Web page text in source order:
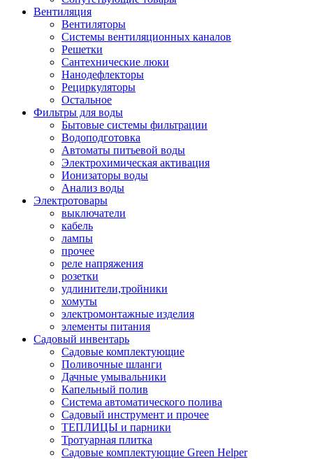
Вентиляция
Вентиляторы
Системы вентиляционных каналов
Решетки
Сантехнические люки
Нанодефлекторы
Рециркуляторы
Остальное
Фильтры для воды
Бытовые системы фильтрации
Водоподготовка
Автоматы питьевой воды
Электрохимическая активация
Ионизаторы воды
Анализ воды
Электротовары
выключатели
кабель
лампы
прочее
реле напряжения
розетки
удлинители,тройники
хомуты
электромонтажные изделия
элементы питания
Садовый инвентарь
Садовые комплектующие
Поливочные шланги
Дачные умывальники
Капельный полив
Система автоматического полива
Садовый инструмент и прочее
ТЕПЛИЦЫ и парники
Тротуарная плитка
Садовые комплектующие Green Helper